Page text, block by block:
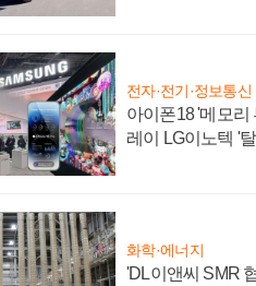
전자·전기·정보통신
아이폰18 '메모리
레이 LG이노텍 '
화학·에너지
'DL이앤씨 SMR